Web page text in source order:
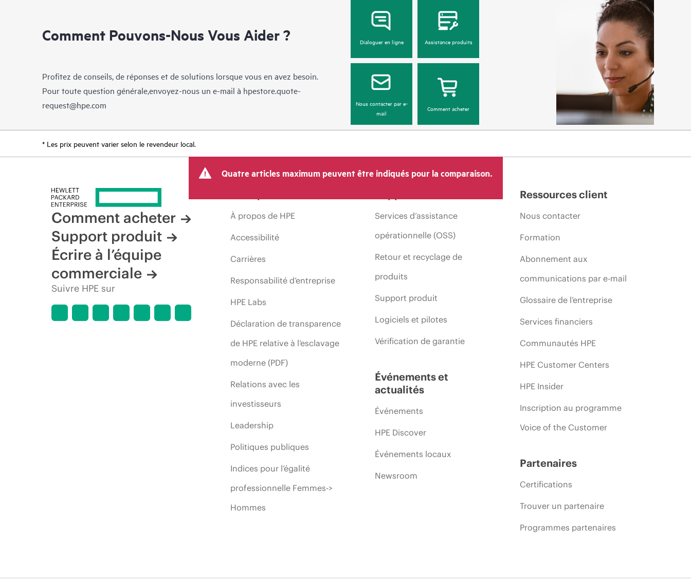
Comment Pouvons-Nous Vous Aider ?
Profitez de conseils, de réponses et de solutions lorsque vous en avez besoin.
Pour toute question générale,envoyez-nous un e-mail à hpestore.quote-
request@hpe.com
Dialoguer en ligne Assistance produits
Nous contacter par e-
mail
Comment acheter
* Les prix peuvent varier selon le revendeur local.
Quatre articles maximum peuvent être indiqués pour la comparaison.
Comment acheter
Support produit
Écrire à l’équipe
commerciale
Suivre HPE sur
À propos de HPE
Accessibilité
Carrières
Responsabilité d’entreprise
HPE Labs
Déclaration de transparence
de HPE relative à l’esclavage
moderne (PDF)
Relations avec les
investisseurs
Leadership
Politiques publiques
Indices pour l’égalité
professionnelle Femmes->
Hommes
Services d’assistance
opérationnelle (OSS)
Retour et recyclage de
produits
Support produit
Logiciels et pilotes
Vérification de garantie
Événements et
actualités
Événements
HPE Discover
Événements locaux
Newsroom
Ressources client
Nous contacter
Formation
Abonnement aux
communications par e-mail
Glossaire de l’entreprise
Services financiers
Communautés HPE
HPE Customer Centers
HPE Insider
Inscription au programme
Voice of the Customer
Partenaires
Certifications
Trouver un partenaire
Programmes partenaires